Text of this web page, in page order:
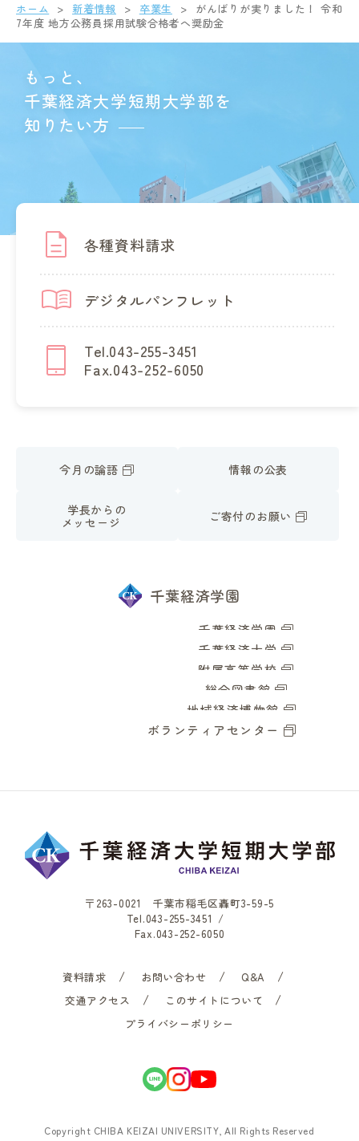
ホーム 新着情報 卒業生
がんばりが実りました！ 令和
7年度 地方公務員採用試験合格者へ奨励金
もっと、
千葉経済大学短期大学部を
知りたい方
各種資料請求
デジタルパンフレット
Tel.043-255-3451
Fax.043-252-6050
今月の論語 情報の公表
学長からの
メッセージ
ご寄付のお願い
千葉経済学園
千葉経済学園
千葉経済大学
附属高等学校
総合図書館
地域経済博物館
ボランティアセンター
〒263-0021 千葉市稲毛区轟町3-59-5
Tel.043-255-3451 /
Fax.043-252-6050
資料請求 お問い合わせ
Q&A
交通アクセス
このサイトについて
プライバシーポリシー
Copyright CHIBA KEIZAI UNIVERSITY, All Rights Reserved